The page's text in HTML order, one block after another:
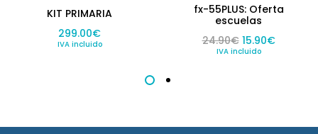
KIT PRIMARIA
299.00€
IVA incluido
fx-55PLUS: Oferta
escuelas
24.90€ El precio
15.90€El
IVA incluido